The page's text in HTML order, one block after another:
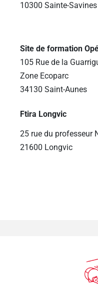
10300 Sainte-Savines
Site de formation
105 Rue de la
Zone Ecoparc
34130 Saint-Aunes
Ftira Longvic
25 rue du professeur
21600 Longvic